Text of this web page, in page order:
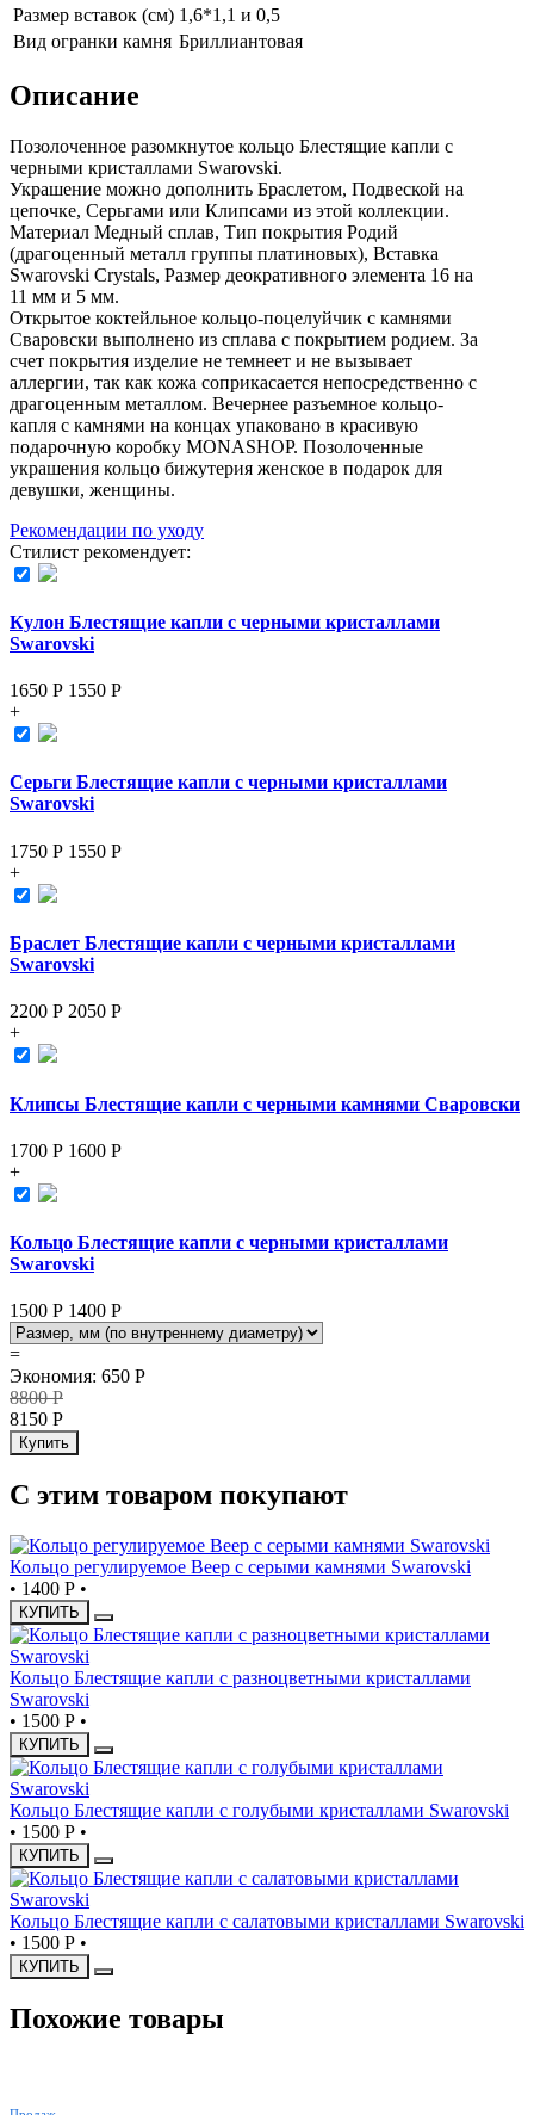
Размер вставок (см) 1,6*1,1 и 0,5
Вид огранки камня Бриллиантовая
Описание
Позолоченное разомкнутое кольцо Блестящие капли с
черными кристаллами Swarovski.
Украшение можно дополнить Браслетом, Подвеской на
цепочке, Серьгами или Клипсами из этой коллекции.
Материал Медный сплав, Тип покрытия Родий
(драгоценный металл группы платиновых), Вставка
Swarovski Crystals, Размер деокративного элемента 16 на
11 мм и 5 мм.
Открытое коктейльное кольцо-поцелуйчик с камнями
Сваровски выполнено из сплава с покрытием родием. За
счет покрытия изделие не темнеет и не вызывает
аллергии, так как кожа соприкасается непосредственно с
драгоценным металлом. Вечернее разъемное кольцо-
капля с камнями на концах упаковано в красивую
подарочную коробку MONASHOP. Позолоченные
украшения кольцо бижутерия женское в подарок для
девушки, женщины.
Рекомендации по уходу
Стилист рекомендует:
Кулон Блестящие капли с черными кристаллами
Swarovski
1650 Р 1550 Р
+
Серьги Блестящие капли с черными кристаллами
Swarovski
1750 Р 1550 Р
+
Браслет Блестящие капли с черными кристаллами
Swarovski
2200 Р 2050 Р
+
Клипсы Блестящие капли с черными камнями Сваровски
1700 Р 1600 Р
+
Кольцо Блестящие капли с черными кристаллами
Swarovski
1500 Р 1400 Р
=
Экономия: 650 Р
8800Р
8150 Р
Купить
С этим товаром покупают
Кольцо регулируемое Веер с серыми камнями Swarovski
• 1400 Р •
КУПИТЬ
Кольцо Блестящие капли с разноцветными кристаллами
Swarovski
• 1500 Р •
КУПИТЬ
Кольцо Блестящие капли с голубыми кристаллами Swarovski
• 1500 Р •
КУПИТЬ
Кольцо Блестящие капли с салатовыми кристаллами Swarovski
• 1500 Р •
КУПИТЬ
Похожие товары